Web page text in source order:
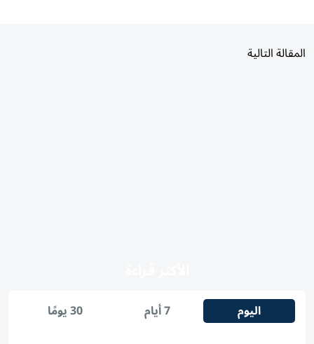
المقالة التالية
اليوم 7 أيام 30 يومًا